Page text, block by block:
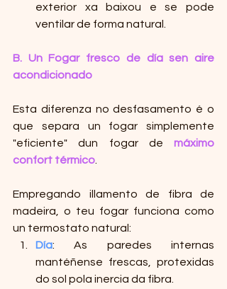
exterior xa baixou e se pode
ventilar de forma natural.
B. Un Fogar fresco de día sen aire
acondicionado
Esta diferenza no desfasamento é o
que separa un fogar simplemente
"eficiente" dun fogar de máximo
confort térmico
Empregando illamento de fibra de
madeira, o teu fogar funciona como
un termostato natural:
Día: As paredes internas
mantéñense frescas, protexidas
do sol pola inercia da fibra.